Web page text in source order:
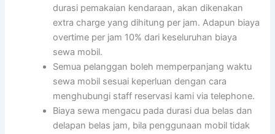
durasi pemakaian kendaraan, akan dikenakan
extra charge yang dihitung per jam. Adapun biaya
overtime per jam 10% dari keseluruhan biaya
sewa mobil.
Semua pelanggan boleh memperpanjang waktu
sewa mobil sesuai keperluan dengan cara
menghubungi staff reservasi kami via telephone.
Biaya sewa mengacu pada durasi dua belas dan
delapan belas jam, bila penggunaan mobil tidak